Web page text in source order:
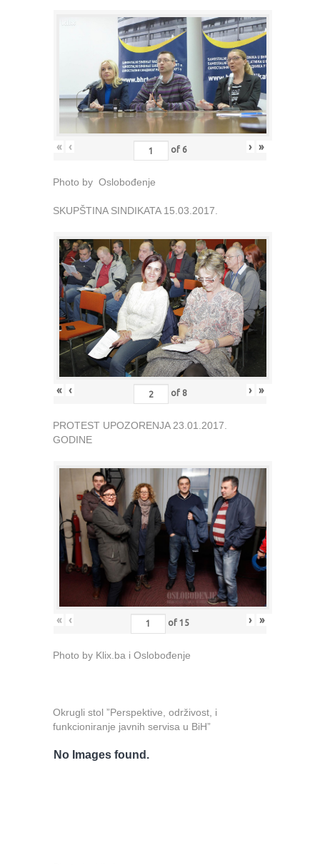
« ‹ of 6 › »
Photo by Oslobođenje
SKUPŠTINA SINDIKATA 15.03.2017.
« ‹ of 8 › »
PROTEST UPOZORENJA 23.01.2017.
GODINE
« ‹ of 15 › »
Photo by Klix.ba i Oslobođenje
Okrugli stol ”Perspektive, održivost, i
funkcioniranje javnih servisa u BiH”
No Images found.